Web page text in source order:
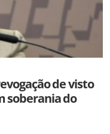
de visto
soberania do